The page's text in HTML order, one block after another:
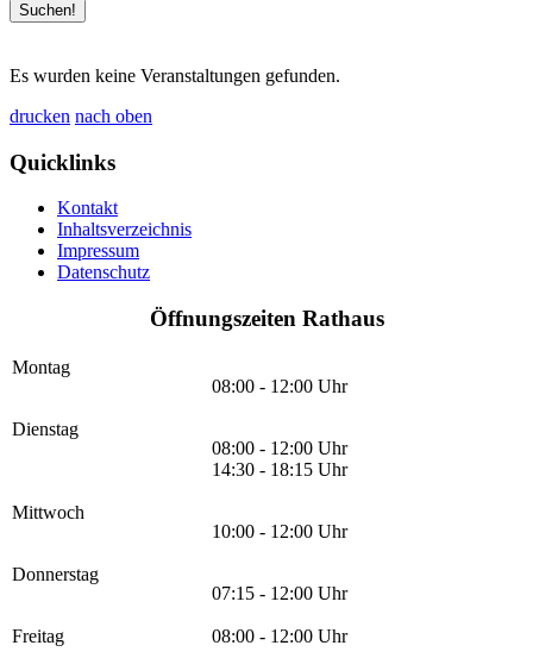
Es wurden keine Veranstaltungen gefunden.
drucken nach oben
Quicklinks
Kontakt
Inhaltsverzeichnis
Impressum
Datenschutz
Öffnungszeiten Rathaus
Montag
08:00 - 12:00 Uhr
Dienstag
08:00 - 12:00 Uhr
14:30 - 18:15 Uhr
Mittwoch
10:00 - 12:00 Uhr
Donnerstag
07:15 - 12:00 Uhr
Freitag 08:00 - 12:00 Uhr